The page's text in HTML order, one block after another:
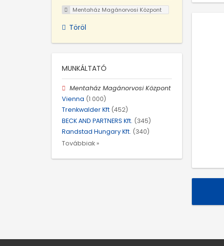
Mentaház Magánorvosi Központ
Töröl
MUNKÁLTATÓ
Mentaház Magánorvosi Központ
Vienna (1 000)
Trenkwalder Kft (452)
BECK AND PARTNERS Kft. (345)
Randstad Hungary Kft. (340)
Továbbiak »